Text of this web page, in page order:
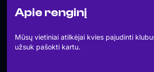
Apie renginį
Mūsų vietiniai atilkėjai kvies pajudinti
užsuk pašokti kartu.